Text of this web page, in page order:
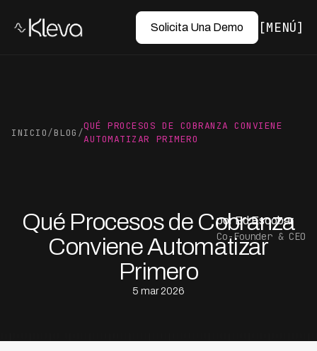
Solicita Una Demo MENÚ
INICIO/BLOG /
QUÉ PROCESOS DE COBRANZA CONVIENE
AUTOMATIZAR PRIMERO
Qué Procesos de Cobranza
Conviene Automatizar
Primero
5 mar 2026
por Ed Escobar
Co-Founder & CEO